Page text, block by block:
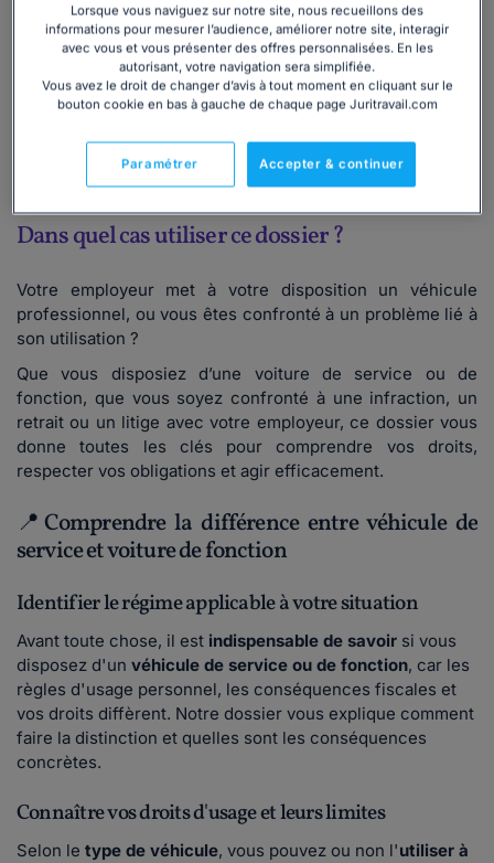
véhicule/modification des conditions d'utilisation ;
commentcontesterune sanction liée à l'utilisation du
véhicule professionnel.
Dans quel cas utiliser ce dossier ?
Votre employeur met à votre disposition un véhicule
professionnel, ou vous êtes confronté à un problème lié à
son utilisation ?
Que vous disposiez d’une voiture de service ou de
fonction, que vous soyez confronté à une infraction, un
retrait ou un litige avec votre employeur, ce dossier vous
donne toutes les clés pour comprendre vos droits,
respecter vos obligations et agir efficacement.
📍Comprendre la différence entre véhicule de
service et voiture de fonction
Identifier le régime applicable à votre situation
Avant toute chose, il est indispensable de savoir si vous
disposez d'un véhicule de service ou de fonction, car les
règles d'usage personnel, les conséquences fiscales et
vos droits diffèrent. Notre dossier vous explique comment
faire la distinction et quelles sont les conséquences
concrètes.
Connaître vos droits d'usage et leurs limites
Selon le type de véhicule, vous pouvez ou non l'utiliser à
Lorsque vous naviguez sur notre site, nous recueillons des
informations pour mesurer l’audience, améliorer notre site, interagir
avec vous et vous présenter des offres personnalisées. En les
autorisant, votre navigation sera simplifiée.
Vous avez le droit de changer d’avis à tout moment en cliquant sur le
bouton cookie en bas à gauche de chaque page Juritravail.com
Accepter & continuer
Paramétrer